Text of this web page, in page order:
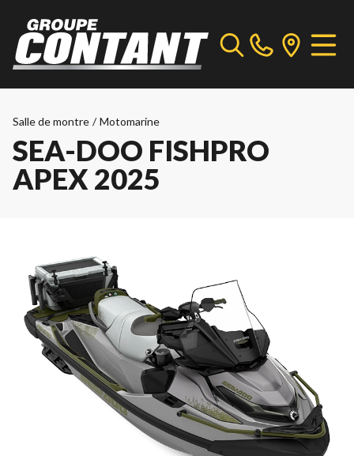
Salle de montre / Motomarine
SEA-DOO FISHPRO
APEX 2025